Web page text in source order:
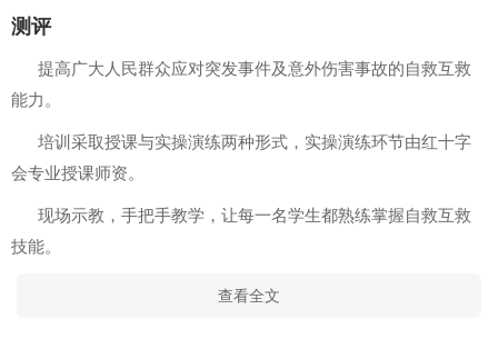
测评
提高广大人民群众应对突发事件及意外伤害事故的自救互救
能力。
培训采取授课与实操演练两种形式，实操演练环节由红十字
会专业授课师资。
现场示教，手把手教学，让每一名学生都熟练掌握自救互救
技能。
查看全文